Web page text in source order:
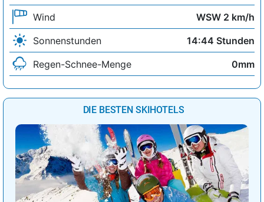
Wind
WSW 2 km/h
Sonnenstunden
14:44 Stunden
Regen-Schnee-Menge
0mm
DIE BESTEN SKIHOTELS